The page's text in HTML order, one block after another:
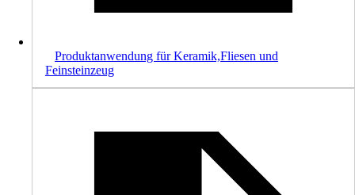
Produktanwendung für Keramik,Fliesen und
Feinsteinzeug